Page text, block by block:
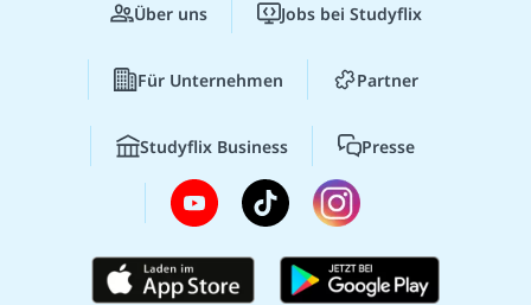
Über uns Jobs bei Studyflix
Für Unternehmen Partner
Studyflix Business Presse